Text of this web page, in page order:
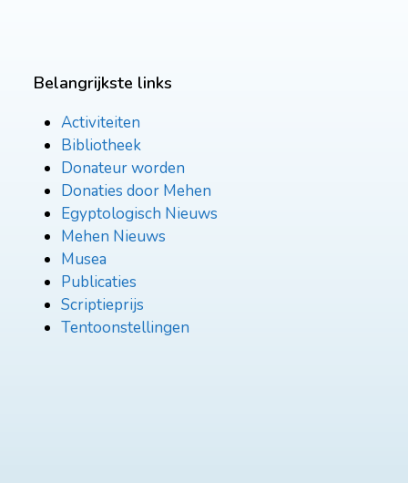
Belangrijkste links
Activiteiten
Bibliotheek
Donateur worden
Donaties door Mehen
Egyptologisch Nieuws
Mehen Nieuws
Musea
Publicaties
Scriptieprijs
Tentoonstellingen